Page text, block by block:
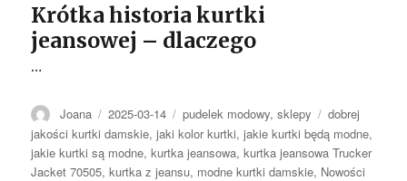
Krótka historia kurtki
jeansowej – dlaczego
…
Autor
Joana Opublikowano
2025-03-14 Kategorie
pudelek modowy,sklepy Tagi
dobrej
jakości kurtki damskie,jaki kolor kurtki,jakie kurtki będą modne,
jakie kurtki są modne,kurtka jeansowa,kurtka jeansowa Trucker
Jacket 70505,kurtka z jeansu, modne kurtki damskie, Nowości